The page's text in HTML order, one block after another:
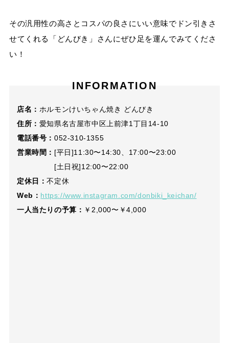
その汎用性の高さとコスパの良さにいい意味でドン引きさ
せてくれる「どんびき」さんにぜひ足を運んでみてくださ
い！
INFORMATION
店名： ホルモンけいちゃん焼き どんびき
住所： 愛知県名古屋市中区上前津1丁目14-10
電話番号： 052-310-1355
営業時間： [平日]11:30〜14:30、17:00〜23:00
[土日祝]12:00〜22:00
定休日：不定休
Web： https://www.instagram.com/donbiki_keichan/
一人当たりの予算： ￥2,000〜￥4,000